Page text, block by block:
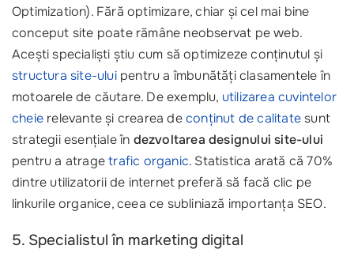
Optimization). Fără optimizare, chiar și cel mai bine
conceput site poate rămâne neobservat pe web.
Acești specialiști știu cum să optimizeze conținutul și
structura site-uluipentru a îmbunătăți clasamentele în
motoarele de căutare. De exemplu, utilizarea cuvintelor
cheie relevante și crearea deconținut de calitatesunt
strategii esențiale în dezvoltarea designului site-ului
pentru a atragetrafic organic. Statistica arată că 70%
dintre utilizatorii de internet preferă să facă clic pe
linkurile organice, ceea ce subliniază importanța SEO.
5. Specialistul în marketing digital